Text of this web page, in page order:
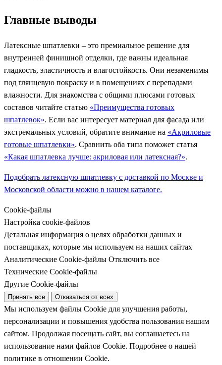
Главные выводы
Латексные шпатлевки – это премиальное решение для
внутренней финишной отделки, где важны идеальная
гладкость, эластичность и влагостойкость. Они незаменимы
под глянцевую покраску и в помещениях с перепадами
влажности. Для знакомства с общими плюсами готовых
составов читайте статью «Преимущества готовых
шпатлевок». Если вас интересует материал для фасада или
экстремальных условий, обратите внимание на «Акриловые
готовые шпатлевки». Сравнить оба типа поможет статья
«Какая шпатлевка лучше: акриловая или латексная?».
Подобрать латексную шпатлевку с доставкой по Москве и
Московской области можно в нашем каталоге.
Cookie-файлы
Настройка cookie-файлов
Детальная информация о целях обработки данных и
поставщиках, которые мы используем на наших сайтах
Аналитические Cookie-файлы Отключить все
Технические Cookie-файлы
Другие Cookie-файлы
Принять все Отказаться от всех
Мы используем файлы Cookie для улучшения работы,
персонализации и повышения удобства пользования нашим
сайтом. Продолжая посещать сайт, вы соглашаетесь на
использование нами файлов Cookie. Подробнее о нашей
политике в отношении Cookie.